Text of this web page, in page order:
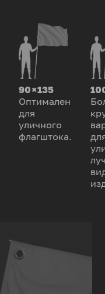
90 × 135
Оптимален
для
уличного
флагштока.